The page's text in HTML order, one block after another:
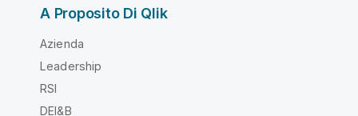
A Proposito Di Qlik
Azienda
Leadership
RSI
DEI&B